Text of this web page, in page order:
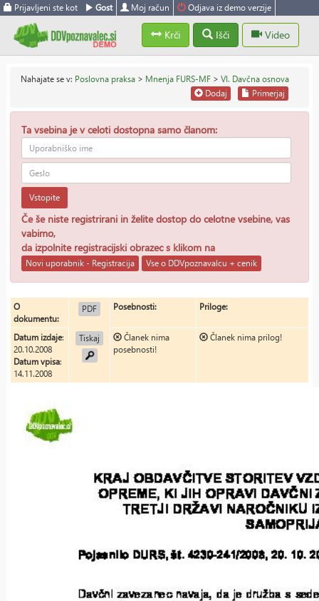
Prijavljeni ste kot Gost Moj račun Odjava iz demo verzije
Krči Išči Video
Nahajate se v: Poslovna praksa > Mnenja FURS-MF > VI. Davčna osnova
Primerjaj
Dodaj
Ta vsebina je v celoti dostopna samo članom:
Vstopite
Če še niste registrirani in želite dostop do celotne vsebine, vas
vabimo,
da izpolnite registracijski obrazec s klikom na
Novi uporabnik - Registracija Vse o DDVpoznavalcu + cenik
O
dokumentu:
PDF
Tiskaj
Posebnosti: Priloge:
Datum izdaje:
20.10.2008
Datum vpisa:
14.11.2008
Članek nima
posebnosti!
Članek nima prilog!